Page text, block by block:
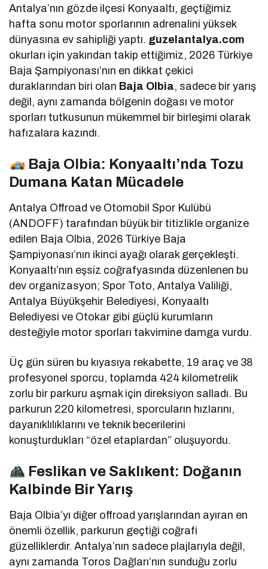
Antalya’nın gözde ilçesi Konyaaltı, geçtiğimiz
hafta sonu motor sporlarının adrenalini yüksek
dünyasına ev sahipliği yaptı. guzelantalya.com
okurları için yakından takip ettiğimiz, 2026 Türkiye
Baja Şampiyonası’nın en dikkat çekici
duraklarından biri olan Baja Olbia, sadece bir yarış
değil, aynı zamanda bölgenin doğası ve motor
sporları tutkusunun mükemmel bir birleşimi olarak
hafızalara kazındı.
Baja Olbia: Konyaaltı’nda Tozu
Dumana Katan Mücadele
Antalya Offroad ve Otomobil Spor Kulübü
(ANDOFF) tarafından büyük bir titizlikle organize
edilen Baja Olbia, 2026 Türkiye Baja
Şampiyonası’nın ikinci ayağı olarak gerçekleşti.
Konyaaltı’nın eşsiz coğrafyasında düzenlenen bu
dev organizasyon; Spor Toto, Antalya Valiliği,
Antalya Büyükşehir Belediyesi, Konyaaltı
Belediyesi ve Otokar gibi güçlü kurumların
desteğiyle motor sporları takvimine damga vurdu.
Üç gün süren bu kıyasıya rekabette, 19 araç ve 38
profesyonel sporcu, toplamda 424 kilometrelik
zorlu bir parkuru aşmak için direksiyon salladı. Bu
parkurun 220 kilometresi, sporcuların hızlarını,
dayanıklılıklarını ve teknik becerilerini
konuşturdukları “özel etaplardan” oluşuyordu.
Feslikan ve Saklıkent: Doğanın
Kalbinde Bir Yarış
Baja Olbia’yı diğer offroad yarışlarından ayıran en
önemli özellik, parkurun geçtiği coğrafi
güzelliklerdir. Antalya’nın sadece plajlarıyla değil,
aynı zamanda Toros Dağları’nın sunduğu zorlu